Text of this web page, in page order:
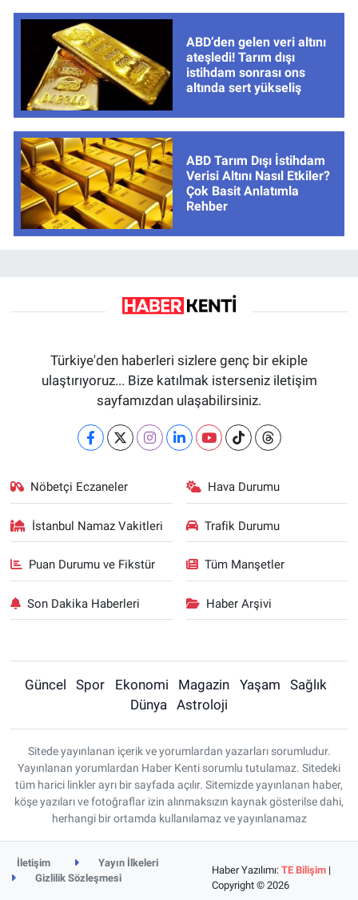
ABD’den gelen veri altını
ateşledi! Tarım dışı
istihdam sonrası ons
altında sert yükseliş
ABD Tarım Dışı İstihdam
Verisi Altını Nasıl Etkiler?
Çok Basit Anlatımla
Rehber
Türkiye'den haberleri sizlere genç bir ekiple
ulaştırıyoruz... Bize katılmak isterseniz iletişim
sayfamızdan ulaşabilirsiniz.
Nöbetçi Eczaneler Hava Durumu
İstanbul Namaz Vakitleri Trafik Durumu
Puan Durumu ve Fikstür Tüm Manşetler
Son Dakika Haberleri Haber Arşivi
Güncel Spor Ekonomi Magazin Yaşam
Sağlık
Dünya
Astroloji
Sitede yayınlanan içerik ve yorumlardan yazarları sorumludur.
Yayınlanan yorumlardan Haber Kenti sorumlu tutulamaz. Sitedeki
tüm harici linkler ayrı bir sayfada açılır. Sitemizde yayınlanan haber,
köşe yazıları ve fotoğraflar izin alınmaksızın kaynak gösterilse dahi,
herhangi bir ortamda kullanılamaz ve yayınlanamaz
İletişim
Yayın İlkeleri
Gizlilik Sözleşmesi
Haber Yazılımı:TE Bilişim |
Copyright © 2026